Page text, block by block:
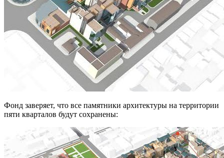
Фонд заверяет, что все памятники архитектуры на территории
пяти кварталов будут сохранены: